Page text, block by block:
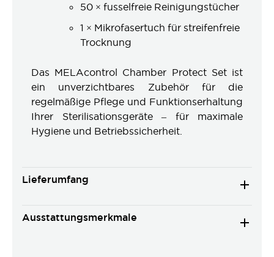
50 × fusselfreie Reinigungstücher
1 × Mikrofasertuch für streifenfreie
Trocknung
Das MELAcontrol Chamber Protect Set ist
ein unverzichtbares Zubehör für die
regelmäßige Pflege und Funktionserhaltung
Ihrer Sterilisationsgeräte – für maximale
Hygiene und Betriebssicherheit.
Lieferumfang
Ausstattungsmerkmale